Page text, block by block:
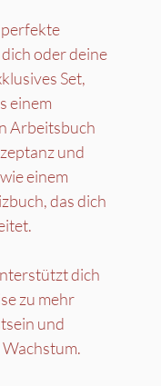
perfekte
oder deine
Set,
einem
Arbeitsbuch
und
einem
das dich
dich
zu mehr
und